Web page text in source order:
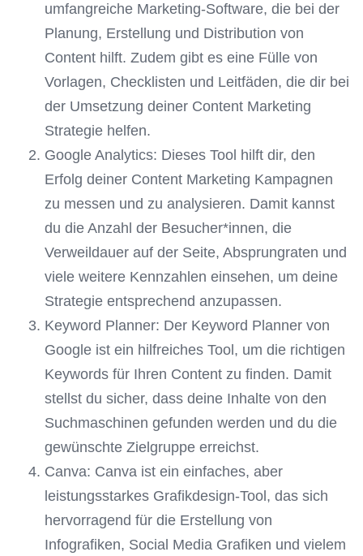
umfangreiche Marketing-Software, die bei der
Planung, Erstellung und Distribution von
Content hilft. Zudem gibt es eine Fülle von
Vorlagen, Checklisten und Leitfäden, die dir bei
der Umsetzung deiner Content Marketing
Strategie helfen.
Google Analytics: Dieses Tool hilft dir, den
Erfolg deiner Content Marketing Kampagnen
zu messen und zu analysieren. Damit kannst
du die Anzahl der Besucher*innen, die
Verweildauer auf der Seite, Absprungraten und
viele weitere Kennzahlen einsehen, um deine
Strategie entsprechend anzupassen.
Keyword Planner: Der Keyword Planner von
Google ist ein hilfreiches Tool, um die richtigen
Keywords für Ihren Content zu finden. Damit
stellst du sicher, dass deine Inhalte von den
Suchmaschinen gefunden werden und du die
gewünschte Zielgruppe erreichst.
Canva: Canva ist ein einfaches, aber
leistungsstarkes Grafikdesign-Tool, das sich
hervorragend für die Erstellung von
Infografiken, Social Media Grafiken und vielem